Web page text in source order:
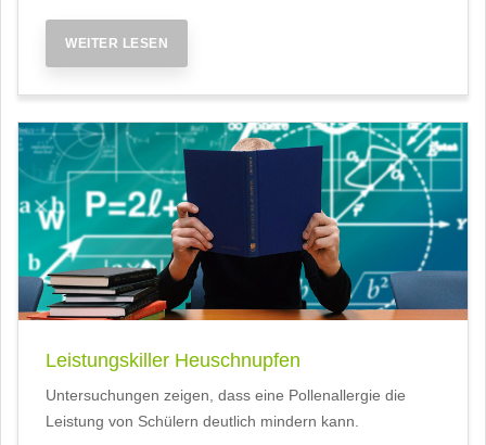
WEITER LESEN
Leistungskiller Heuschnupfen
Untersuchungen zeigen, dass eine Pollenallergie die
Leistung von Schülern deutlich mindern kann.